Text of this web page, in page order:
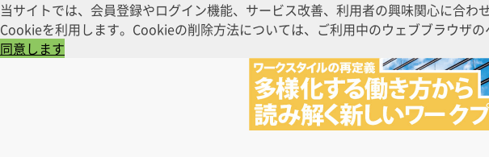
当サイトでは、会員登録やログイン機能、サービス改善、利用者の興味関心に合
Cookieを利用します。Cookieの削除方法については、ご利用中のウェブブラウザ
同意します